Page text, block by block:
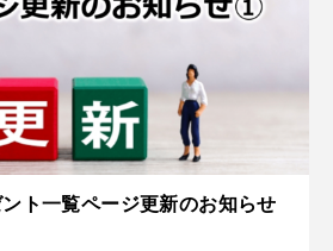
ト一覧ページ更新のお知らせ